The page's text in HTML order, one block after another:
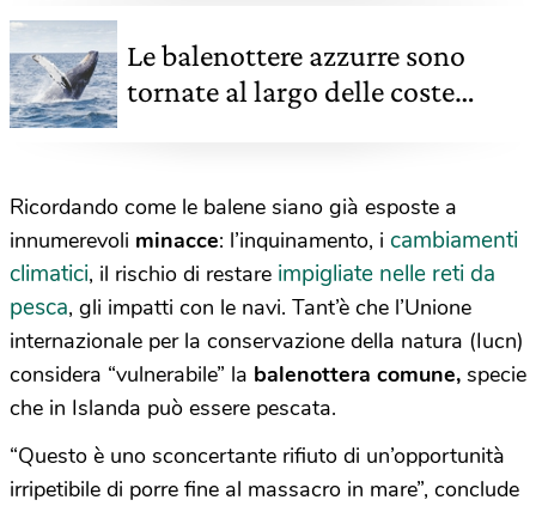
Le balenottere azzurre sono
tornate al largo delle coste
Ricordando come le balene siano già esposte a
innumerevoli minacce: l’inquinamento, i cambiamenti
climatici, il rischio di restare impigliate nelle reti da
pesca, gli impatti con le navi. Tant’è che l’Unione
internazionale per la conservazione della natura (Iucn)
considera “vulnerabile” la balenottera comune, specie
che in Islanda può essere pescata.
“Questo è uno sconcertante rifiuto di un’opportunità
irripetibile di porre fine al massacro in mare”, conclude